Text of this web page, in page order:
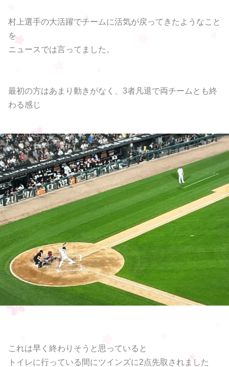
村上選手の大活躍でチームに活気が戻ってきたようなこと
を
ニュースでは言ってました。
最初の方はあまり動きがなく、3者凡退で両チームとも終
わる感じ
これは早く終わりそうと思っていると
トイレに行っている間にツインズに2点先取されました